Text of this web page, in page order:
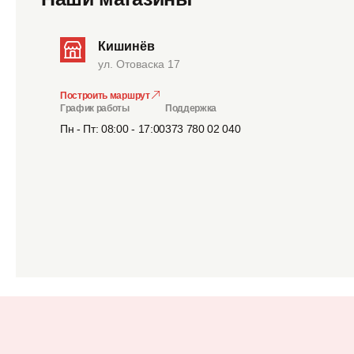
Кишинёв
ул. Отоваска 17
Построить маршрут
График работы
Пн - Пт: 08:00 - 17:00
Поддержка
373 780 02 040